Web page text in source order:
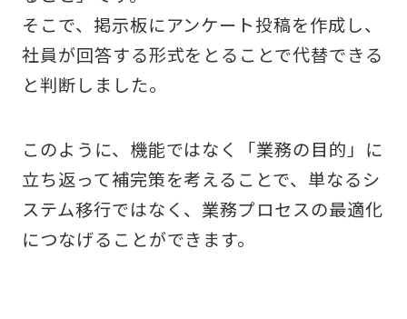
そこで、掲示板にアンケート投稿を作成し、
社員が回答する形式をとることで代替できる
と判断しました。
このように、機能ではなく「業務の目的」に
立ち返って補完策を考えることで、単なるシ
ステム移行ではなく、業務プロセスの最適化
につなげることができます。